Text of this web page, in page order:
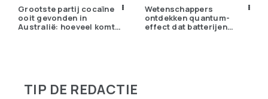
Grootste partij cocaïne
ooit gevonden in
Australië: hoeveel komt
Wetenschappers
ontdekken quantum-
effect dat batterijen
TIP DE REDACTIE